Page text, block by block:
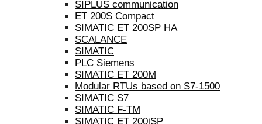
SIPLUS communication
ET 200S Compact
SIMATIC ET 200SP HA
SCALANCE
SIMATIC
PLC Siemens
SIMATIC ET 200M
Modular RTUs based on S7-1500
SIMATIC S7
SIMATIC F-TM
SIMATIC ET 200iSP